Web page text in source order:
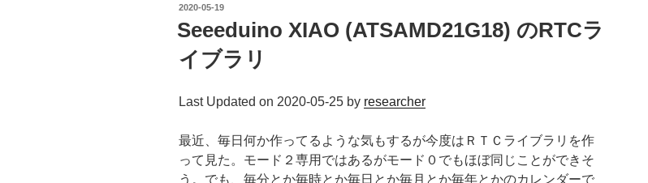
投
日:
2020-05-19
Seeeduino XIAO (ATSAMD21G18) のRTCラ
イブラリ
Last Updated on 2020-05-25 by researcher
最近、毎日何か作ってるような気もするが今度はＲＴＣライブラリを作
って見た。モード２専用ではあるがモード０でもほぼ同じことができそ
う。でも、毎分とか毎時とか毎日とか毎月とか毎年とかのカレンダーで